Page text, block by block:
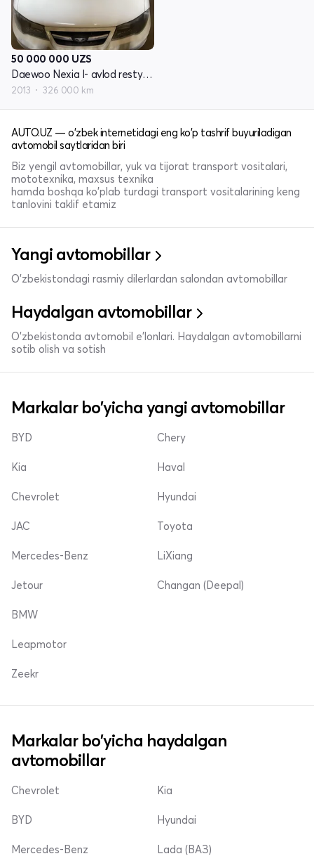
50 000 000 UZS
Daewoo Nexia I- avlod restyling
2013 326 000 km
AUTO.UZ — o'zbek internetidagi eng ko'p tashrif buyuriladigan
avtomobil saytlaridan biri
Biz yengil avtomobillar, yuk va tijorat transport vositalari,
mototexnika, maxsus texnika
hamda boshqa ko'plab turdagi transport vositalarining keng
tanlovini taklif etamiz
Yangi avtomobillar
O'zbekistondagi rasmiy dilerlardan salondan avtomobillar
Haydalgan avtomobillar
O'zbekistonda avtomobil e’lonlari. Haydalgan avtomobillarni
sotib olish va sotish
Markalar bo'yicha yangi avtomobillar
BYD
Kia
Chevrolet
Chery
Haval
Hyundai
JAC
Mercedes-Benz
Jetour
Toyota
LiXiang
Changan (Deepal)
BMW
Leapmotor
Zeekr
Markalar bo'yicha haydalgan
avtomobillar
Chevrolet
BYD
Mercedes-Benz
Kia
Hyundai
Lada (ВАЗ)